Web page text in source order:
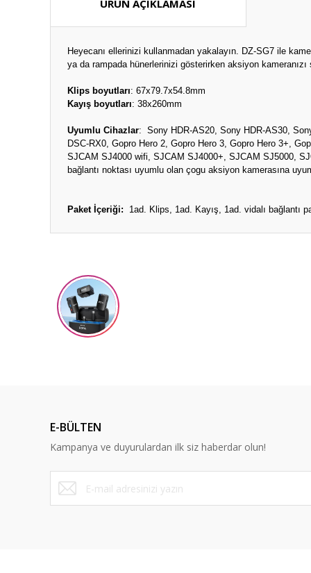
ÜRÜN AÇIKLAMASI
Heyecanı ellerinizi kullanmadan yakalayın. DZ-SG7 ile
ya da rampada hünerlerinizi gösterirken aksiyon kameranızı
Klips boyutları: 67x79.7x54.8mm
Kayış boyutları: 38x260mm
Uyumlu Cihazlar: Sony HDR-AS20, Sony HDR-AS30,
DSC-RX0, Gopro Hero 2, Gopro Hero 3, Gopro Hero 3+,
SJCAM SJ4000 wifi, SJCAM SJ4000+, SJCAM SJ5000,
bağlantı noktası uyumlu olan çogu aksiyon kamerasına
Paket İçeriği: 1ad. Klips, 1ad. Kayış, 1ad. vidalı bağlantı
Ürün resmi kalitesiz, bozuk veya görüntülenemiyor.
Ürün açıklamasında eksik bilgiler bulunuyor.
E-BÜLTEN
Kampanya ve duyurulardan ilk siz haberdar olun!